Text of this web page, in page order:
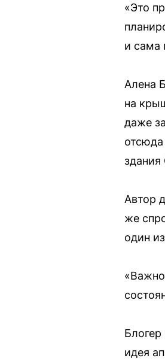
«Это
и сама
Алена
на
даже
Автор
же
один
идея